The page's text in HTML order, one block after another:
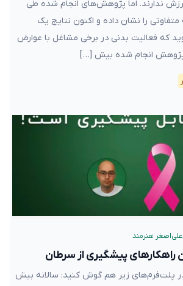
ندارند. اما پژوهش‌های انجام شده طی
را نشان داده و اکنون نتایج یک
که فعالیت بدنی در برخی مشاغل با عوارض
انجام شده بیش […]
هنرمند
راهکارهای پیشگیری از سرطان
پلت‌فرم‌های زیر هم گوش کنید: سالانه بیش